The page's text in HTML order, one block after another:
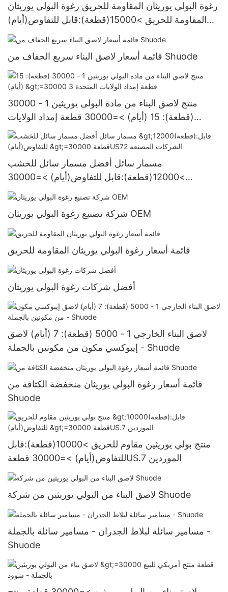
رغوة البولي يوريثان المقاومة للحريق رغوة البولي يوريثان
المقاومة للحريق >15000(قطعة):قابل للتفاوض(أيام)
قائمة أسعار لاصق البناء سريع الجفاف من Shuode
منتج لاصق البناء من مادة البولي يوريثين 1 - 30000
(قطعة): 15 (أيام) >=30000 قطعة إمداد الولايات
المتحدة 3
مسمار سائل أفضل مسمار سائل للخشب
>12000(قطعة):قابل للتفاوض(أيام) >=30000
شركة تصنيع رغوة البولي يوريثان OEM
قائمة أسعار رغوة البولي يوريثان المقاومة للحريق
أفضل شركات رغوة البولي يوريثان
لاصق البناء الخارجي 1 - 5000 (قطعة): 7 (أيام) لاصق
إيبوكسي مكون من مكونين بالجملة - Shuode
قائمة أسعار رغوة البولي يوريثان منخفضة الكثافة من
Shuode
منتج بولي يوريثين مقاوم للحريق >10000(قطعة):قابل
للتفاوض(أيام) >=30000 قطعةUS.7 الموردين
لاصق البناء من البولي يوريثين من شركة Shuode
مسامير سائلة لبلاط الجدران - مسامير سائلة بالجملة -
Shuode